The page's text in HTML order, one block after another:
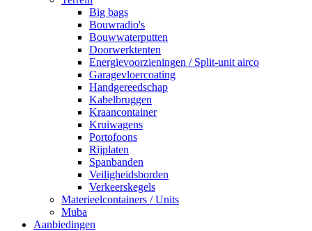
Big bags
Bouwradio's
Bouwwaterputten
Doorwerktenten
Energievoorzieningen / Split-unit airco
Garagevloercoating
Handgereedschap
Kabelbruggen
Kraancontainer
Kruiwagens
Portofoons
Rijplaten
Spanbanden
Veiligheidsborden
Verkeerskegels
Materieelcontainers / Units
Muba
Aanbiedingen